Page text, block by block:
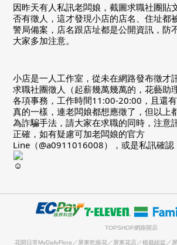
因昨天有人私訊老闆娘，截圖求職社團貼
否有徵人，這才發現小店的店名、住址都
警局備案，店名跟店址都是公開資訊，防
大家多加注意。
小店是一人工作室，從未在網路發布徵才
求職社團徵人（起薪幾萬幾萬的，花藝助
各項事務，工作時間11:00-20:00，且還
真的一樣，連老闆娘都想應徵了，但以上
為詐騙手法，請大家在求職的同時，注意
正確，如有疑慮可加老闆娘的官方
Line（@a0911016008），或是私訊確認
TOPSHOP網路開店
花開日常MyDailyFlora／屏東乾燥花／屏東花店／植栽組盆／